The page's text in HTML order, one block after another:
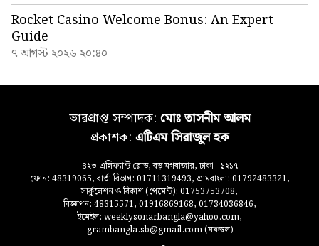
Rocket Casino Welcome Bonus: An Expert
Guide
৭ আগস্ট ২০২৬ ২০:৪০
ভারপ্রাপ্ত সম্পাদক: মোঃ তাসনীম আলম
প্রকাশক: এটিএম সিরাজুল হক
৪২৩ এলিফ্যান্ট রোড, বড় মগবাজার, ঢাকা - ১২১৭
ফোন: 48319065, বার্তা বিভাগ: 01711319493, গ্রামবাংলা: 01792483321,
সার্কুলেশন ও বিকাশ (পেমেন্ট): 01753753708,
বিজ্ঞাপন: 48315571, 01916869168, 01734036846,
ইমেইল: weeklysonarbangla@yahoo.com,
grambangla.sb@gmail.com (মফস্বল)